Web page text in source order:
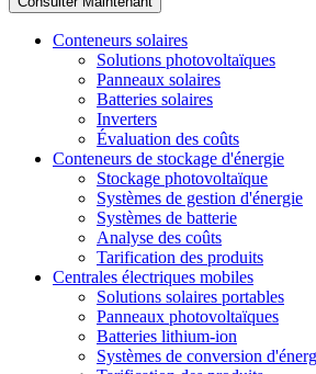
Conteneurs solaires
Solutions photovoltaïques
Panneaux solaires
Batteries solaires
Inverters
Évaluation des coûts
Conteneurs de stockage d'énergie
Stockage photovoltaïque
Systèmes de gestion d'énergie
Systèmes de batterie
Analyse des coûts
Tarification des produits
Centrales électriques mobiles
Solutions solaires portables
Panneaux photovoltaïques
Batteries lithium-ion
Systèmes de conversion